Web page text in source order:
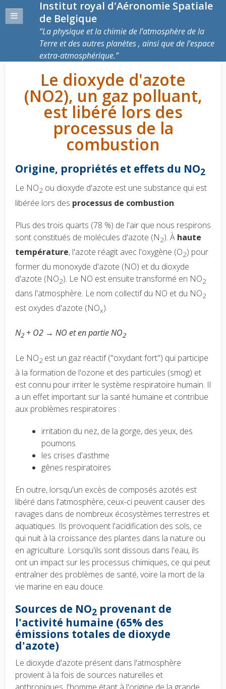
Institut royal d'Aéronomie Spatiale
de Belgique
La physique et la chimie de l’atmosphère de la
Terre et des autres planètes , ainsi que de l’espace
extra-atmosphérique.
Le dioxyde d'azote
(NO2), un gaz polluant,
est libéré lors des
processus de la
combustion
Origine, propriétés et effets du NO2
Le NO2 ou dioxyde d'azote est une substance qui est
libérée lors des processus de combustion.
Plus des trois quarts (78 %) de l'air que nous respirons
sont constitués de molécules d'azote (N2). À haute
température, l'azote réagit avec l'oxygène (O2) pour
former du monoxyde d'azote (NO) et du dioxyde
d'azote (NO2). Le NO est ensuite transformé en NO2
dans l'atmosphère. Le nom collectif du NO et du NO2
est oxydes d'azote (NOx).
N2 + O2 → NO et en partie NO2
Le NO2 est un gaz réactif ("oxydant fort") qui participe
à la formation de l'ozone et des particules (smog) et
est connu pour irriter le système respiratoire humain. Il
a un effet important sur la santé humaine et contribue
aux problèmes respiratoires :
irritation du nez, de la gorge, des yeux, des
poumons
les crises d'asthme
gênes respiratoires
En outre, lorsqu'un excès de composés azotés est
libéré dans l'atmosphère, ceux-ci peuvent causer des
ravages dans de nombreux écosystèmes terrestres et
aquatiques. Ils provoquent l'acidification des sols, ce
qui nuit à la croissance des plantes dans la nature ou
en agriculture. Lorsqu'ils sont dissous dans l'eau, ils
ont un impact sur les processus chimiques, ce qui peut
entraîner des problèmes de santé, voire la mort de la
vie marine en eau douce.
Sources de NO2 provenant de
l'activité humaine (65% des
émissions totales de dioxyde
d'azote)
Le dioxyde d'azote présent dans l'atmosphère
provient à la fois de sources naturelles et